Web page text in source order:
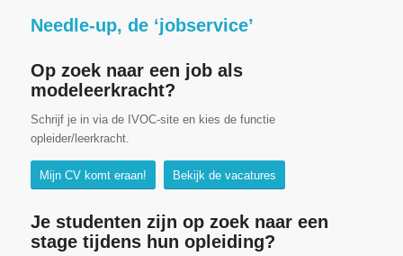
Needle-up, de ‘jobservice’
Op zoek naar een job als
modeleerkracht?
Schrijf je in via de IVOC-site en kies de functie
opleider/leerkracht.
Mijn CV komt eraan! Bekijk de vacatures
Je studenten zijn op zoek naar een
stage tijdens hun opleiding?